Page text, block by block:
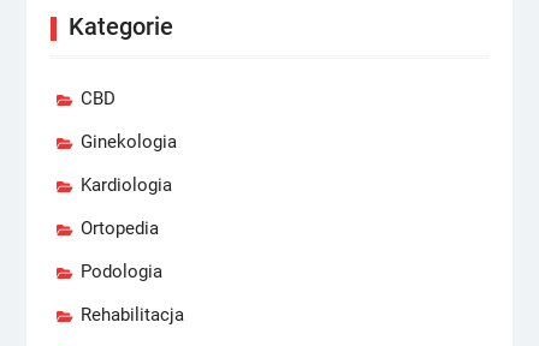
Kategorie
CBD
Ginekologia
Kardiologia
Ortopedia
Podologia
Rehabilitacja